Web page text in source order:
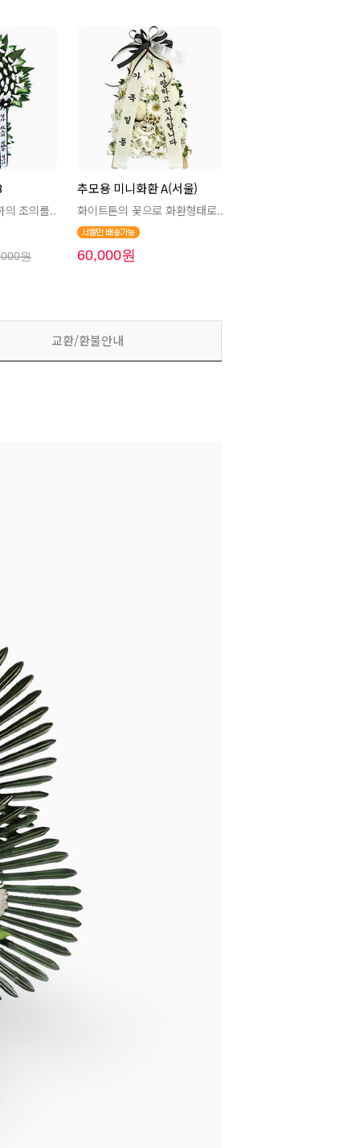
의 조의를..
원
추모용 미니화환 A(서울)
화이트톤의 꽃으로 화환형태로..
60,000원
교환/환불안내